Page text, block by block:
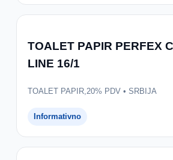
TOALET PAPIR PERFEX
LINE 16/1
TOALET PAPIR,20% PDV • SRBIJA
Informativno